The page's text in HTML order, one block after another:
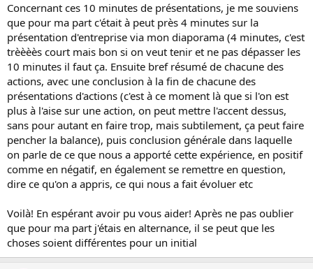
Concernant ces 10 minutes de présentations, je me souviens
que pour ma part c'était à peut près 4 minutes sur la
présentation d'entreprise via mon diaporama (4 minutes, c'est
trèèèès court mais bon si on veut tenir et ne pas dépasser les
10 minutes il faut ça. Ensuite bref résumé de chacune des
actions, avec une conclusion à la fin de chacune des
présentations d'actions (c'est à ce moment là que si l'on est
plus à l'aise sur une action, on peut mettre l'accent dessus,
sans pour autant en faire trop, mais subtilement, ça peut faire
pencher la balance), puis conclusion générale dans laquelle
on parle de ce que nous a apporté cette expérience, en positif
comme en négatif, en également se remettre en question,
dire ce qu'on a appris, ce qui nous a fait évoluer etc
Voilà! En espérant avoir pu vous aider! Après ne pas oublier
que pour ma part j'étais en alternance, il se peut que les
choses soient différentes pour un initial